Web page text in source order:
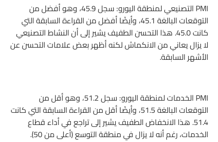
PMI التصنيعي لمنطقة اليورو: سجل 45.9، وهو أفضل من
التوقعات البالغة 45.1، وأيضًا أفضل من القراءة السابقة التي
كانت 45.0. هذا التحسن الطفيف يشير إلى أن النشاط التصنيعي
لا يزال يعاني من الانكماش لكنه أظهر بعض علامات التحسن عن
الأشهر السابقة.
PMI الخدمات لمنطقة اليورو: سجل 51.2، وهو أقل من
التوقعات البالغة 51.5، وأيضًا أقل من القراءة السابقة التي كانت
51.4. هذا الانخفاض الطفيف يشير إلى تراجع في أداء قطاع
الخدمات، رغم أنه لا يزال في منطقة التوسع (أعلى من 50).